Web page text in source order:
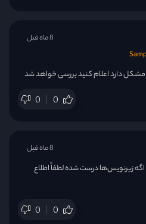
دارد اعلام کنید بررسی خواهد شد
0 0
8 ماه قبل
زیرنویس‌ها درست شده لطفاً اطلاع
0 0
8 ماه قبل